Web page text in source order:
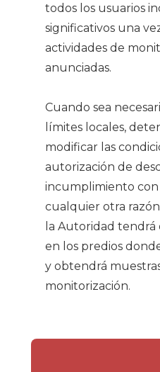
todos los usuarios
significativos una
actividades de
anunciadas.
Cuando sea
límites locales,
modificar las
autorización de
incumplimiento con
cualquier otra
la Autoridad
en los predios
y obtendrá
monitorización.